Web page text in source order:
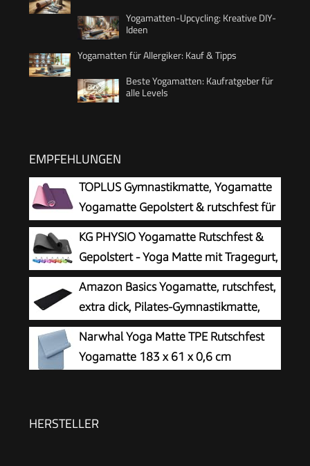
Yogamatten-Upcycling: Kreative DIY-
Ideen
Yogamatten für Allergiker: Kauf & Tipps
Beste Yogamatten: Kaufratgeber für
alle Levels
EMPFEHLUNGEN
TOPLUS Gymnastikmatte, Yogamatte
Yogamatte Gepolstert & rutschfest für
Fitness Pilates & Gymnastik mit
Tragegurt (Lila-Pink)
KG PHYSIO Yogamatte Rutschfest &
Gepolstert - Yoga Matte mit Tragegurt,
Fitnessmatte, Sportmatte Dicke 8mm,
Gymnastikmatte, Gym Matte, Pilates Matte,
Fitness Matte, 183x60cm
Amazon Basics Yogamatte, rutschfest,
extra dick, Pilates-Gymnastikmatte,
183 x 61 x 1 cm, Schwarz
Narwhal Yoga Matte TPE Rutschfest
Yogamatte 183 x 61 x 0,6 cm
HERSTELLER